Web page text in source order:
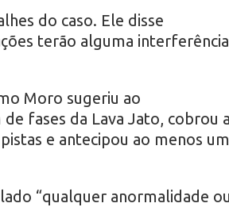
do caso. Ele disse
terão alguma interferência
Moro sugeriu ao
fases da Lava Jato, cobrou
e antecipou ao menos
“qualquer anormalidade